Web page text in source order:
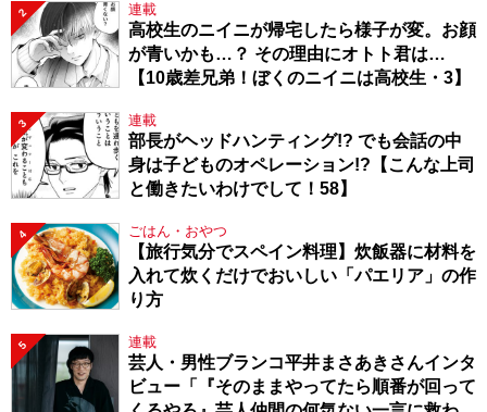
2 連載
高校生のニイニが帰宅したら様子が変。お顔
が青いかも…？ その理由にオトト君は…
【10歳差兄弟！ぼくのニイニは高校生・3】
3 連載
部長がヘッドハンティング!? でも会話の中
身は子どものオペレーション!?【こんな上司
と働きたいわけでして！58】
4 ごはん・おやつ
【旅行気分でスペイン料理】炊飯器に材料を
入れて炊くだけでおいしい「パエリア」の作
り方
5 連載
芸人・男性ブランコ平井まさあきさんインタ
ビュー「『そのままやってたら順番が回って